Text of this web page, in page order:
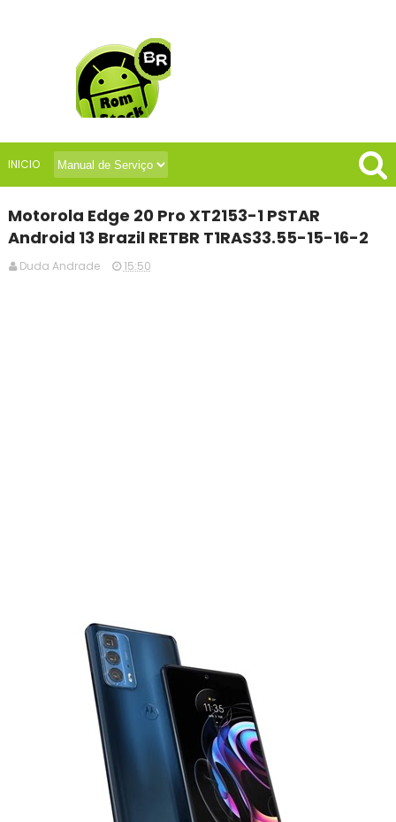
INICIO
Motorola Edge 20 Pro XT2153-1 PSTAR
Android 13 Brazil RETBR T1RAS33.55-15-16-2
Duda Andrade 15:50